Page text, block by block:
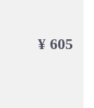
¥ 605